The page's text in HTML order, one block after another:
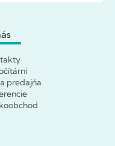
predajňa